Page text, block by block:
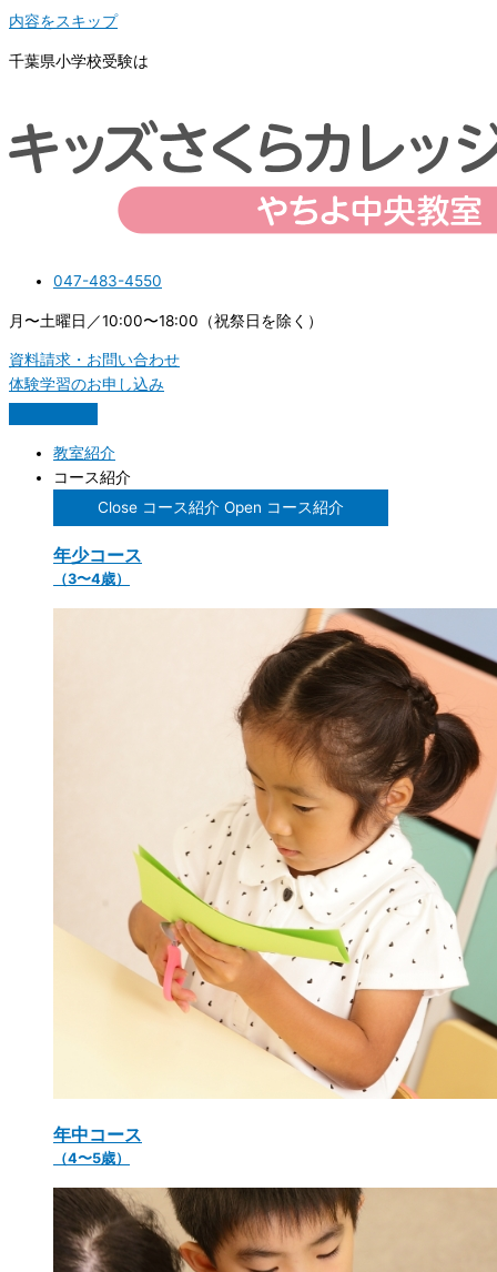
内容をスキップ
千葉県小学校受験は
047-483-4550
月〜土曜日／10:00〜18:00（祝祭日を除く）
資料請求・お問い合わせ
体験学習のお申し込み
教室紹介
コース紹介
Close コース紹介 Open コース紹介
年少コース
（3〜4歳）
年中コース
（4〜5歳）